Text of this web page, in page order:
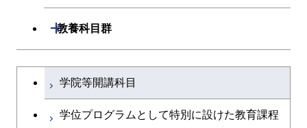
共通専門科目
共通専門科目
融合理工学系
初年次専門科目
工学院，物質理工学院，環境・社会
教養科目群
開閉
文系教養科目
英語科目
学士課程を切り替える
学院等開講科目
学位プログラムとして特別に設けた教育課程